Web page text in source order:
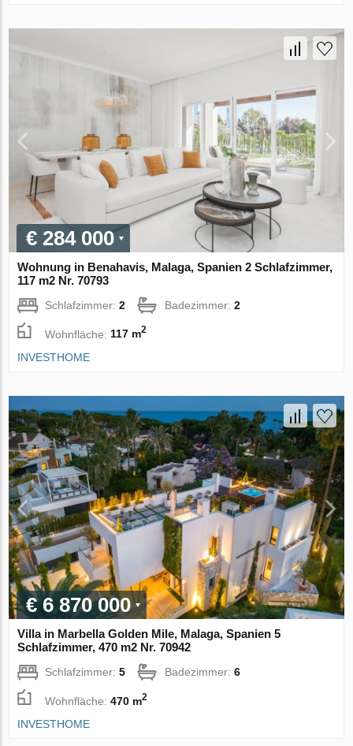
€ 284 000
Wohnung in Benahavis, Malaga, Spanien 2 Schlafzimmer,
117 m2 Nr. 70793
Schlafzimmer:2 Badezimmer:2
Wohnfläche:117 m2
INVESTHOME
€ 6 870 000
Villa in Marbella Golden Mile, Malaga, Spanien 5
Schlafzimmer, 470 m2 Nr. 70942
Schlafzimmer:5 Badezimmer:6
Wohnfläche:470 m2
INVESTHOME